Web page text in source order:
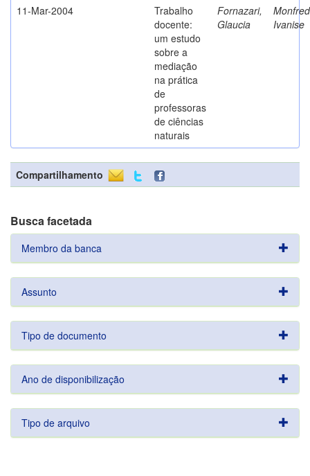
11-Mar-2004
Trabalho
docente:
um estudo
sobre a
mediação
na prática
de
professoras
de ciências
naturais
Fornazari,
Glaucia
Ivanise
Compartilhamento
Busca facetada
Membro da banca
Assunto
Tipo de documento
Ano de disponibilização
Tipo de arquivo